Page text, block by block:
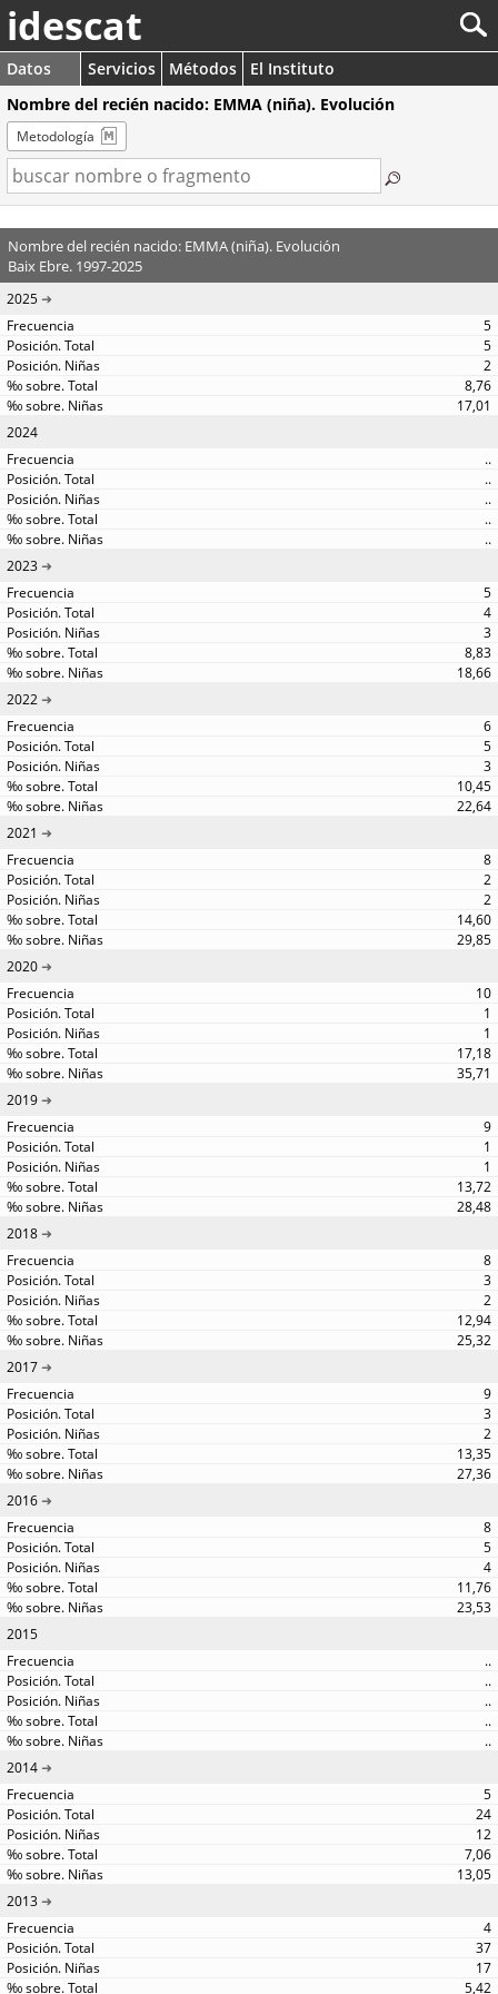
idescat
Datos Servicios Métodos
El Instituto
Nombre del recién nacido: EMMA (niña). Evolución
Metodología
Nombre del recién nacido: EMMA (niña). Evolución
Baix Ebre. 1997-2025
2025
5
5
2
8,76
17,01
2024
..
..
..
..
..
2023
5
4
3
8,83
18,66
2022
6
5
3
10,45
22,64
2021
8
2
2
14,60
29,85
2020
10
1
1
17,18
35,71
2019
9
1
1
13,72
28,48
2018
8
3
2
12,94
25,32
2017
9
3
2
13,35
27,36
2016
8
5
4
11,76
23,53
2015
..
..
..
..
..
2014
5
24
12
7,06
13,05
2013
4
37
17
5,42